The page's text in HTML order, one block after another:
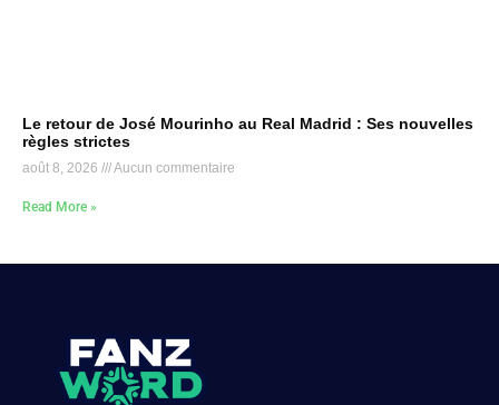
Le retour de José Mourinho au Real Madrid : Ses nouvelles
règles strictes
août 8, 2026 Aucun commentaire
Read More »